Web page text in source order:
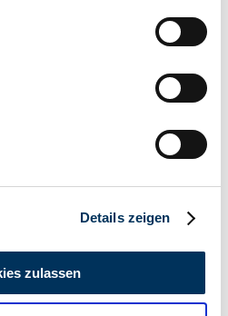
Ihre geografische Lage
(Fingerprinting) identifizieren
wie Ihre persönlichen Daten
wir Informationen zu Ihrer
Details zeigen
zulassen